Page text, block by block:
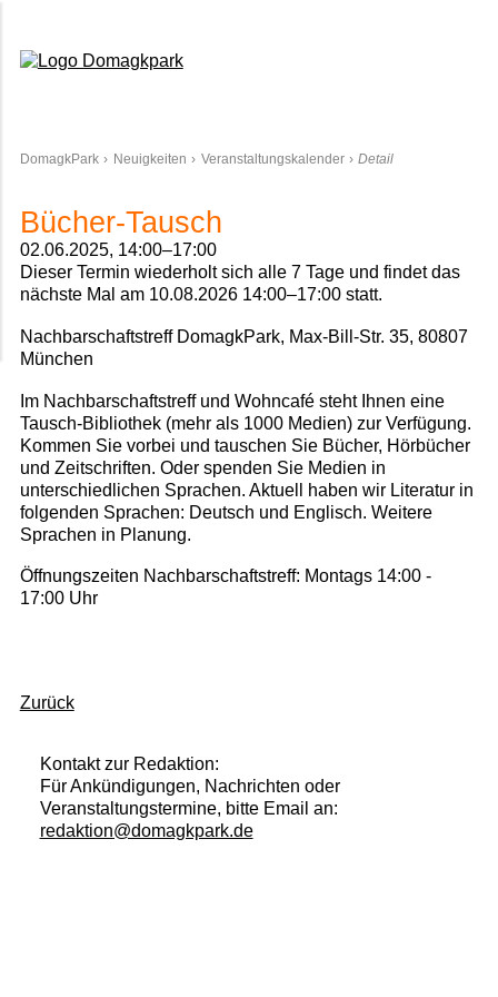
DomagkPark Neuigkeiten Veranstaltungskalender Detail
Bücher-Tausch
02.06.2025, 14:00–17:00
Dieser Termin wiederholt sich alle 7 Tage und findet das
nächste Mal am 10.08.2026 14:00–17:00statt.
Nachbarschaftstreff DomagkPark, Max-Bill-Str. 35, 80807
München
Im Nachbarschaftstreff und Wohncafé steht Ihnen eine
Tausch-Bibliothek (mehr als 1000 Medien) zur Verfügung.
Kommen Sie vorbei und tauschen Sie Bücher, Hörbücher
und Zeitschriften. Oder spenden Sie Medien in
unterschiedlichen Sprachen. Aktuell haben wir Literatur in
folgenden Sprachen: Deutsch und Englisch. Weitere
Sprachen in Planung.
Öffnungszeiten Nachbarschaftstreff: Montags 14:00 -
17:00 Uhr
Zurück
Kontakt zur Redaktion:
Für Ankündigungen, Nachrichten oder
Veranstaltungstermine, bitte Email an:
redaktion@domagkpark.de